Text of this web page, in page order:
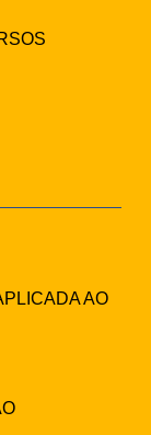
AO